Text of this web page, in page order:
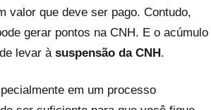
valor que deve ser pago. Contudo,
gerar pontos na CNH. E o acúmulo
levar à suspensão da CNH .
em um processo